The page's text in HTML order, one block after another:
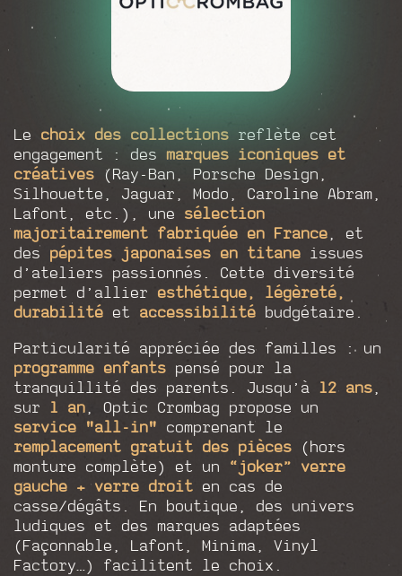
Le choix des collections reflète cet
engagement : des marques iconiques et
créatives (Ray-Ban, Porsche Design,
Silhouette, Jaguar, Modo, Caroline Abram,
Lafont, etc.), une sélection
majoritairement fabriquée en France, et
des pépites japonaises en titane issues
d’ateliers passionnés. Cette diversité
permet d’allier esthétique, légèreté,
durabilité et accessibilité budgétaire.
Particularité appréciée des familles : un
programme enfants pensé pour la
tranquillité des parents. Jusqu’à 12 ans,
sur 1 an, Optic Crombag propose un
service "all-in" comprenant le
remplacement gratuit des pièces (hors
monture complète) et un “joker” verre
gauche + verre droit en cas de
casse/dégâts. En boutique, des univers
ludiques et des marques adaptées
(Façonnable, Lafont, Minima, Vinyl
Factory…) facilitent le choix.